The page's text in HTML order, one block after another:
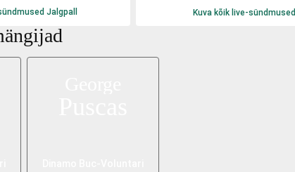
Jalgpall Kuva kõik live-sündmused